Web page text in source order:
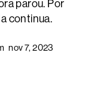
parou. Por
continua.
nov 7, 2023